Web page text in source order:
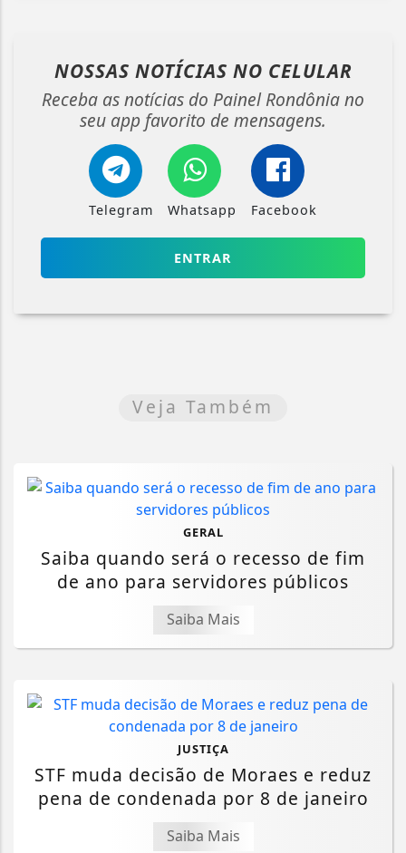
NOSSAS NOTÍCIAS NO CELULAR
Receba as notícias do Painel Rondônia no
seu app favorito de mensagens.
Telegram Whatsapp Facebook
ENTRAR
Veja Também
GERAL
Saiba quando será o recesso de fim
de ano para servidores públicos
Saiba Mais
JUSTIÇA
STF muda decisão de Moraes e reduz
pena de condenada por 8 de janeiro
Saiba Mais